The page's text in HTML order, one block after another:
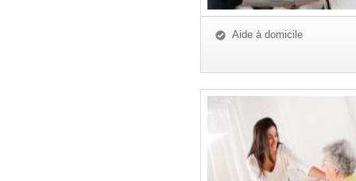
Aide à domicile